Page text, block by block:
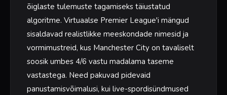
õiglaste tulemuste tagamiseks täiustatud
algoritme. Virtuaalse Premier League'i mängud
sisaldavad realistlikke meeskondade nimesid ja
vormimustreid, kus Manchester City on tavaliselt
soosik umbes 4/6 vastu madalama taseme
vastastega. Need pakuvad pidevaid
panustamisvõimalusi, kui live-spordisündmused